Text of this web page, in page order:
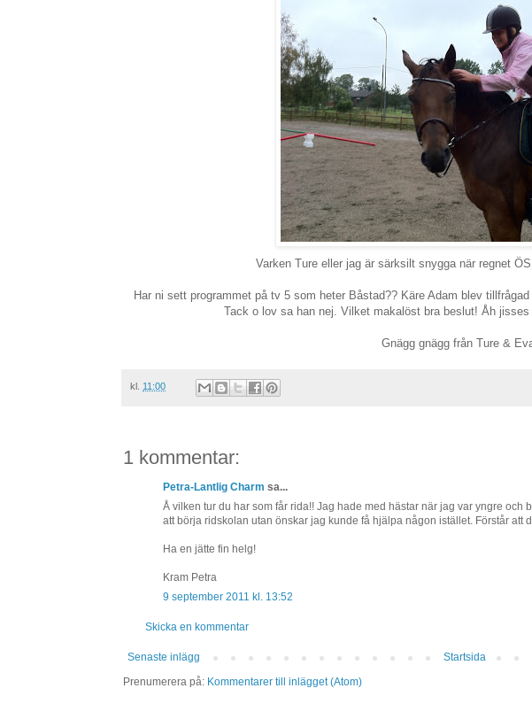
Varken Ture eller jag är särksilt snygga när regnet
Har ni sett programmet på tv 5 som heter Båstad?? Käre Adam blev
Tack o lov sa han nej. Vilket makalöst bra beslut! Åh
Gnägg gnägg från Ture &
kl. 11:00
1 kommentar:
Petra-Lantlig Charm sa...
Å vilken tur du har som får rida!! Jag hade med hästar när jag var yngre och
att börja ridskolan utan önskar jag kunde få hjälpa någon istället. Förstår att
Ha en jätte fin helg!
Kram Petra
9 september 2011 kl. 13:52
Skicka en kommentar
Senaste inlägg
Startsida
Prenumerera på: Kommentarer till inlägget (Atom)